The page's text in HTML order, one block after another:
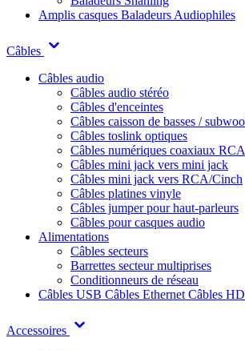
Amplis casques Baladeurs Audiophiles
Câbles
Câbles audio
Câbles audio stéréo
Câbles d'enceintes
Câbles caisson de basses /
Câbles toslink optiques
Câbles numériques coaxiaux
Câbles mini jack vers mini jack
Câbles mini jack vers RCA/Cinch
Câbles platines vinyle
Câbles jumper pour haut-parleurs
Câbles pour casques audio
Alimentations
Câbles secteurs
Barrettes secteur multiprises
Conditionneurs de réseau
Câbles USB Câbles Ethernet Câbles
Accessoires